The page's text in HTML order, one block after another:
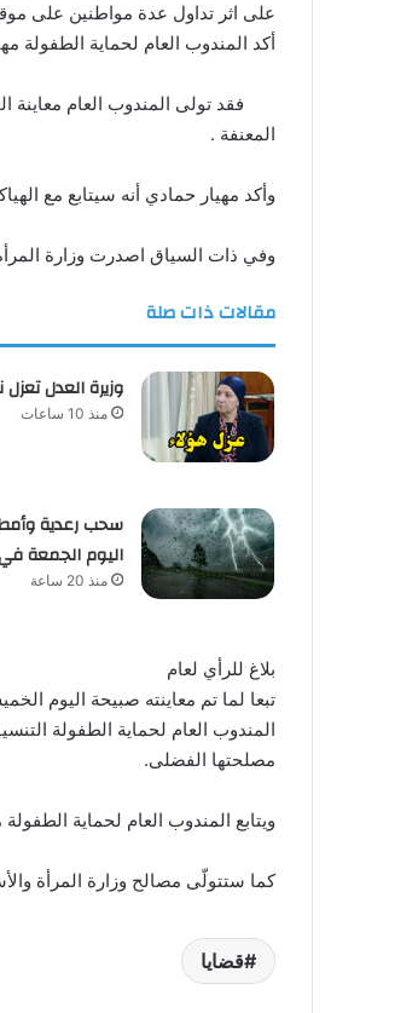
على اثر تداول عدة مواطنين على
أكد المندوب العام لحماية الطفولة مهيار حمادي لموزاييك الخميس 5 اوت 2021
فقد تولى المندوب العام معاينة
المعنفة .
وأكد مهيار حمادي أنه سيتابع مع
وفي ذات السياق اصدرت وزارة المرأة
مقالات ذات صلة
وزيرة العدل
منذ 10 ساعات
سحب رعدية
اليوم الجمعة
منذ 20 ساعة
بلاغ للرأي لعام
تبعا لما تم معاينته صبيحة اليوم
المندوب العام لحماية الطفولة
مصلحتها الفضلى.
ويتابع المندوب العام لحماية
كما ستتولّى مصالح وزارة المرأة
قضايا